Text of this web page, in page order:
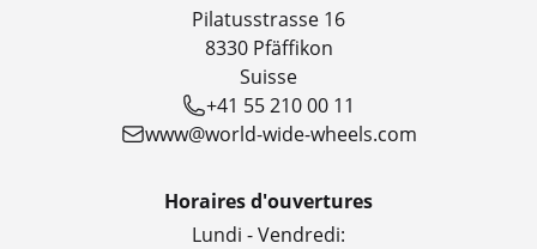
Pilatusstrasse 16
8330 Pfäffikon
Suisse
+41 55 210 00 11
www@world-wide-wheels.com
Horaires d'ouvertures
Lundi - Vendredi: